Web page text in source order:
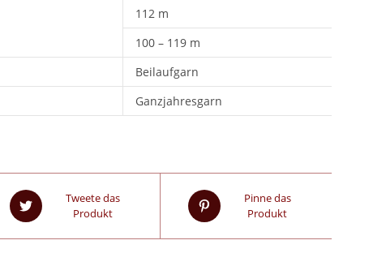
112 m
100 – 119 m
Beilaufgarn
Ganzjahresgarn
Tweete das
Produkt
Pinne das
Produkt